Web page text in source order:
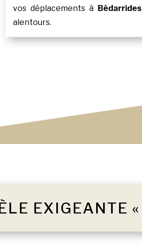
vos déplacements à Bédarrides
alentours.
EXIGEANTE «